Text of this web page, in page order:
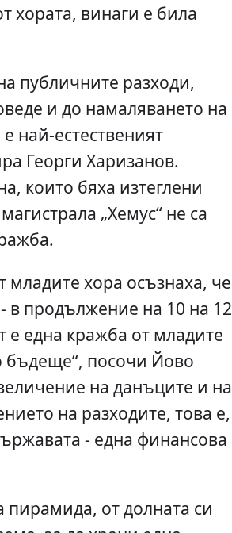
хората, винаги е била
публичните разходи,
и до намаляването на
най-естественият
Георги Харизанов.
които бяха изтеглени
„Хемус“ не са
младите хора осъзнаха, че
в продължение на 10 на 12
е една кражба от младите
бъдеще“, посочи Йово
на данъците и на
на разходите, това е,
- една финансова
пирамида, от долната си